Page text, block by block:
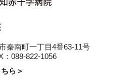
秦南町一丁目4番63-11号
：088-822-1056
ら＞